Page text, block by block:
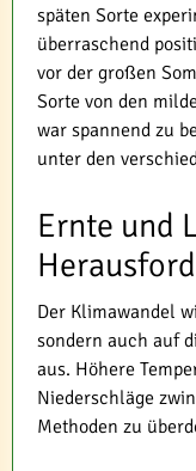
späten Sorte
überraschend
vor der großen
Sorte von den
war spannend zu
unter den
Ernte und
Der Klimawandel
sondern auch auf
aus. Höhere
Niederschläge
Methoden zu